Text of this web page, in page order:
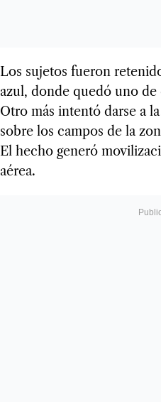
Los sujetos fueron
azul, donde quedó uno de
Otro más intentó darse a
sobre los campos de la
El hecho generó
aérea.